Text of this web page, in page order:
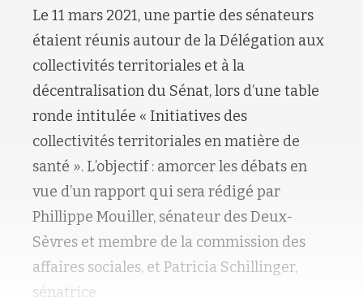
Le 11 mars 2021, une partie des sénateurs
étaient réunis autour de la Délégation aux
collectivités territoriales et à la
décentralisation du Sénat, lors d’une table
ronde intitulée « Initiatives des
collectivités territoriales en matière de
santé ». L’objectif : amorcer les débats en
vue d’un rapport qui sera rédigé par
Phillippe Mouiller, sénateur des Deux-
Sèvres et membre de la commission des
affaires sociales, et Patricia Schillinger,
sénatrice